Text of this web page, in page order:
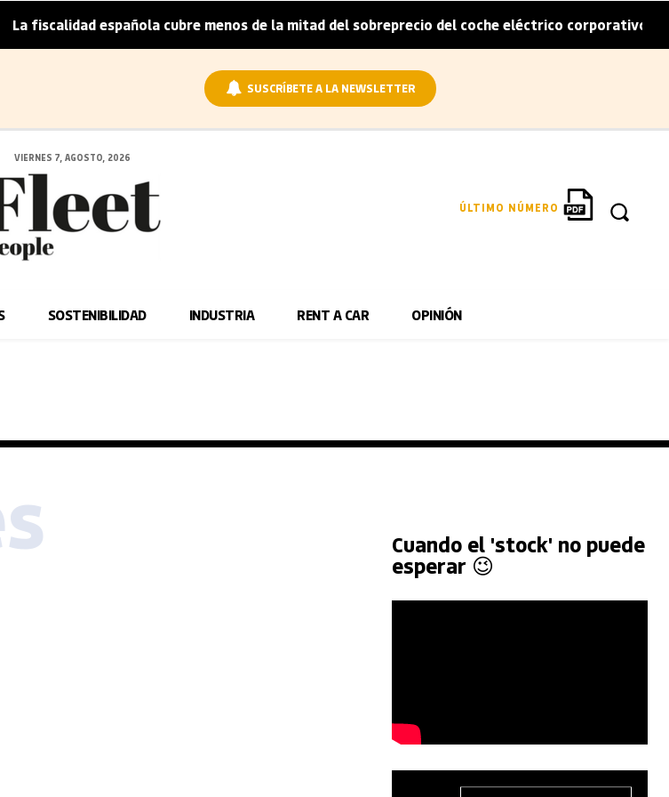
fiscalidad española cubre menos de la mitad del sobreprecio del coche eléctrico corporativo |
SUSCRÍBETE A LA NEWSLETTER
VIERNES 7, AGOSTO, 2026
ÚLTIMO NÚMERO
SOSTENIBILIDAD INDUSTRIA RENT A CAR OPINIÓN
Cuando el 'stock' no puede
esperar 😉